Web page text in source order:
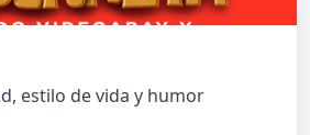
estilo de vida y humor